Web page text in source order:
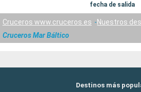
fecha de salida
Cruceros www.cruceros.es
Nuestros
Cruceros Mar Báltico
Destinos más